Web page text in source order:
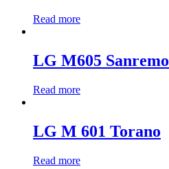
Read more
LG M605 Sanremo
Read more
LG M 601 Torano
Read more